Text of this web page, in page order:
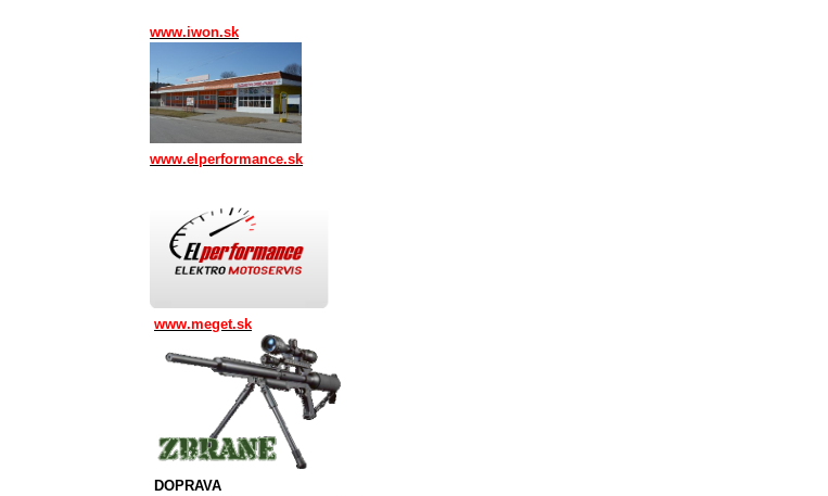
www.iwon.sk
www.elperformance.sk
www.meget.sk
DOPRAVA